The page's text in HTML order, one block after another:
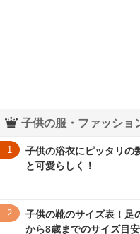
子供の服・ファッショ
1
子供の浴衣にピッタリの
と可愛らしく！
2
子供の靴のサイズ表！足
から8歳までのサイズ目安